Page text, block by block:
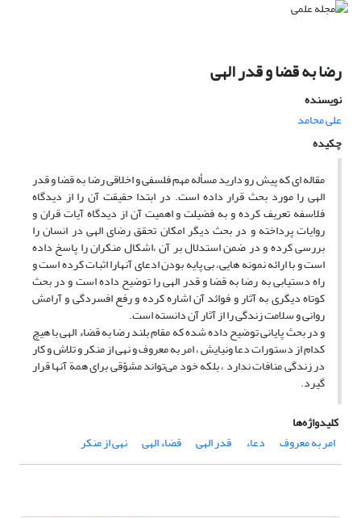
رضا به قضا و قدر الهی
نویسنده
علی محامد
چکیده
مقاله ای که پیش رو دارید مسأله مهم فلسفی و اخلاقی رضا به قضا و قدر
الهی را مورد بحث قرار داده است. در ابتدا حقیقت آن را از دیدگاه
فلاسفه تعریف کرده و به فضیلت و اهمیت آن از دیدگاه آیات قران و
روایات پرداخته و در بحث دیگر امکان تحقق رضای الهی در انسان را
بررسی کرده و در ضمن استدلال بر آن ،اشکال منکران را پاسخ داده
است و با ارائه نمونه هایی، بی پایه بودن ادعای آنهارا اثبات کرده است و
راه دستیابی به رضا به قضا و قدر الهی را توضیح داده است و در بحث
کوتاه دیگری به آثار و فوائد آن اشاره کرده و رفع افسردگی و آرامش
روانی و سلامت زندگی را از آثار آن دانسته است.
و در بحث پایانی توضیح داده شده که مقام بلند رضا به قضاء الهی با هیچ
کدام از دستورات دعا ونیایش ، امر به معروف و نهی از منکر و تلاش و کار
در زندگی منافات ندارد ، بلکه خود می‌تواند مشوّقی برای همة آنها قرار
گیرد.
کلیدواژه‌ها
امر به معروف
دعاء قدر الهی قضاء الهی نهی از منکر